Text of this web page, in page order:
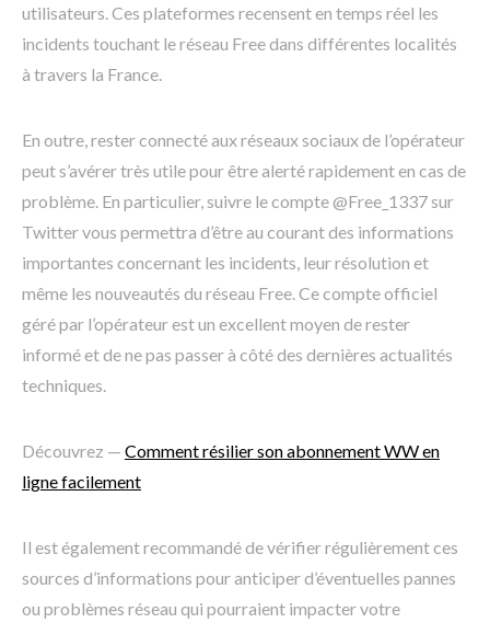
utilisateurs. Ces plateformes recensent en temps réel les
incidents touchant le réseau Free dans différentes localités
à travers la France.
En outre, rester connecté aux réseaux sociaux de l’opérateur
peut s’avérer très utile pour être alerté rapidement en cas de
problème. En particulier, suivre le compte @Free_1337 sur
Twitter vous permettra d’être au courant des informations
importantes concernant les incidents, leur résolution et
même les nouveautés du réseau Free. Ce compte officiel
géré par l’opérateur est un excellent moyen de rester
informé et de ne pas passer à côté des dernières actualités
techniques.
Découvrez — Comment résilier son abonnement WW en
ligne facilement
Il est également recommandé de vérifier régulièrement ces
sources d’informations pour anticiper d’éventuelles pannes
ou problèmes réseau qui pourraient impacter votre